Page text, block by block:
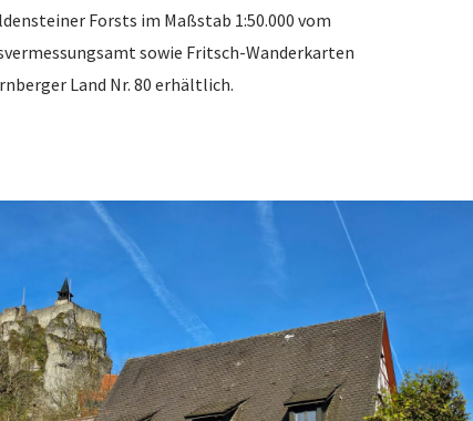
Forsts im Maßstab 1:50.000 vom
sowie Fritsch-Wanderkarten
Land Nr. 80 erhältlich.